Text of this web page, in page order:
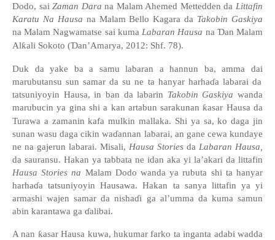
Dodo, sai Zaman Dara na Malam Ahemed Mettedden da Littafin
Karatu Na Hausa na Malam Bello Kagara da Takobin Gaskiya
na Malam Nagwamatse sai kuma Labaran Hausa na Ɗan Malam
Alƙali Sokoto (Ɗan’Amarya, 2012: Shf. 78).
Duk da yake ba a samu labaran a hannun ba, amma dai
marubutansu sun samar da su ne ta hanyar harhaɗa labarai da
tatsuniyoyin Hausa, in ban da labarin Takobin Gaskiya wanda
marubucin ya gina shi a kan artabun sarakunan ƙasar Hausa da
Turawa a zamanin kafa mulkin mallaka. Shi ya sa, ko daga jin
sunan wasu daga cikin waɗannan labarai, an gane cewa kundaye
ne na gajerun labarai. Misali, Hausa Stories da Labaran Hausa,
da sauransu. Hakan ya tabbata ne idan aka yi la’akari da littafin
Hausa Stories na Malam Dodo wanda ya rubuta shi ta hanyar
harhaɗa tatsuniyoyin Hausawa. Hakan ta sanya littafin ya yi
armashi wajen samar da nishaɗi ga al’umma da kuma samun
abin karantawa ga ɗalibai.
A nan ƙasar Hausa kuwa, hukumar farko ta inganta adabiwadda